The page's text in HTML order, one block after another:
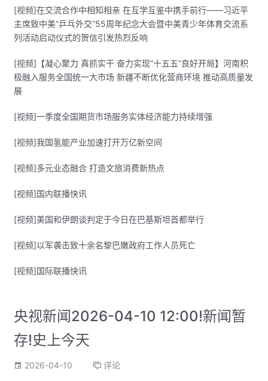
[视频]在交流合作中相知相亲 在互学互鉴中携手前行——习近平
主席致中美“乒乓外交”55周年纪念大会暨中美青少年体育交流系
列活动启动仪式的贺信引发热烈反响
[视频]【凝心聚力 真抓实干 奋力实现“十五五”良好开局】河南积
极融入服务全国统一大市场 新疆不断优化营商环境 推动高质量发
展
[视频]一季度全国期货市场服务实体经济能力持续增强
[视频]我国氢能产业加速打开万亿新空间
[视频]多元业态融合 打造文旅消费新热点
[视频]国内联播快讯
[视频]美国和伊朗谈判定于今日在巴基斯坦首都举行
[视频]以军袭击致十余名黎巴嫩政府工作人员死亡
[视频]国际联播快讯
央视新闻2026-04-10 12:00!新闻暂
存!史上今天
2026-04-10 评论